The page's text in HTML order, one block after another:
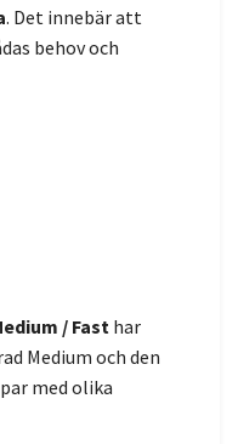
. Det innebär att
behov och
/ Fast har
Medium och den
med olika